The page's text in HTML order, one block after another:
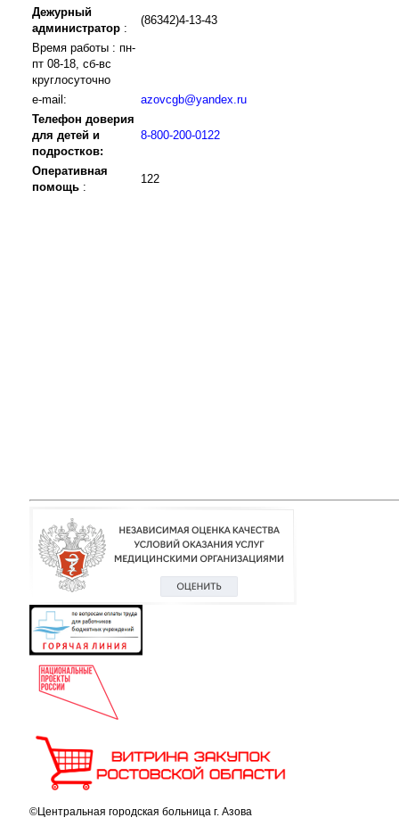
Дежурный
администратор :
(86342)4-13-43
Время работы : пн-
пт 08-18, сб-вс
круглосуточно
e-mail:
azovcgb@yandex.ru
Телефон доверия
для детей и
подростков:
8-800-200-0122
Оперативная
помощь :
122
©Центральная городская больница г. Азова